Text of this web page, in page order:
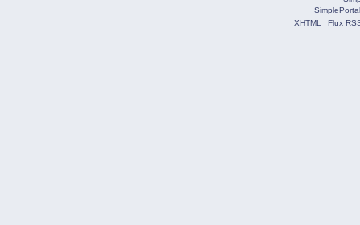
XHTML
Flux